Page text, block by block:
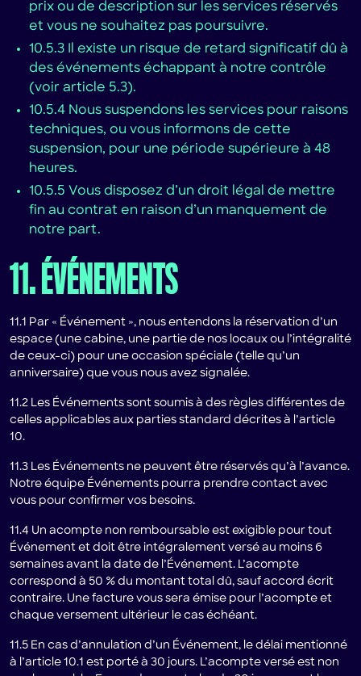
prix ou de description sur les services réservés
et vous ne souhaitez pas poursuivre.
10.5.3 Il existe un risque de retard significatif dû à
des événements échappant à notre contrôle
(voir article 5.3).
10.5.4 Nous suspendons les services pour raisons
techniques, ou vous informons de cette
suspension, pour une période supérieure à 48
heures.
10.5.5 Vous disposez d’un droit légal de mettre
fin au contrat en raison d’un manquement de
notre part.
11. ÉVÉNEMENTS
11.1 Par « Événement », nous entendons la réservation d’un
espace (une cabine, une partie de nos locaux ou l’intégralité
de ceux-ci) pour une occasion spéciale (telle qu’un
anniversaire) que vous nous avez signalée.
11.2 Les Événements sont soumis à des règles différentes de
celles applicables aux parties standard décrites à l’article
10.
11.3 Les Événements ne peuvent être réservés qu’à l’avance.
Notre équipe Événements pourra prendre contact avec
vous pour confirmer vos besoins.
11.4 Un acompte non remboursable est exigible pour tout
Événement et doit être intégralement versé au moins 6
semaines avant la date de l’Événement. L’acompte
correspond à 50 % du montant total dû, sauf accord écrit
contraire. Une facture vous sera émise pour l’acompte et
chaque versement ultérieur le cas échéant.
11.5 En cas d’annulation d’un Événement, le délai mentionné
à l’article 10.1 est porté à 30 jours. L’acompte versé est non